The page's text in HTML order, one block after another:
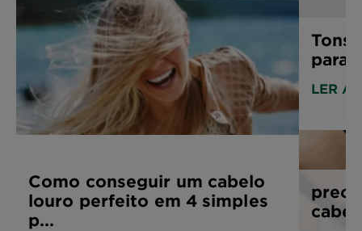
Como conseguir um cabelo
louro perfeito em 4 simples
p...
Tons
para
LER